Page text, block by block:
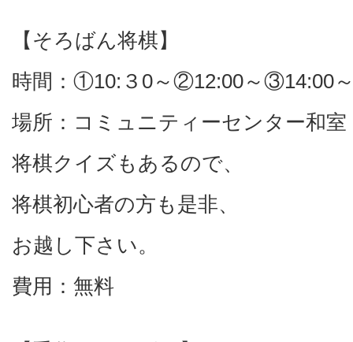
【そろばん将棋】
時間：①10:３0～②12:00～③14:00
場所：コミュニティーセンター和室
将棋クイズもあるので、
将棋初心者の方も是非、
お越し下さい。
費用：無料